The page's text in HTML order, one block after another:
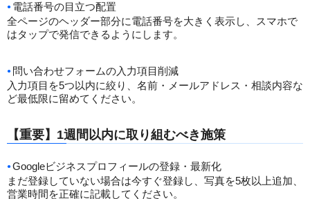
電話番号の目立つ配置
全ページのヘッダー部分に電話番号を大きく表示し、スマホで
はタップで発信できるようにします。
問い合わせフォームの入力項目削減
入力項目を5つ以内に絞り、名前・メールアドレス・相談内容な
ど最低限に留めてください。
【重要】1週間以内に取り組むべき施策
Googleビジネスプロフィールの登録・最新化
まだ登録していない場合は今すぐ登録し、写真を5枚以上追加、
営業時間を正確に記載してください。